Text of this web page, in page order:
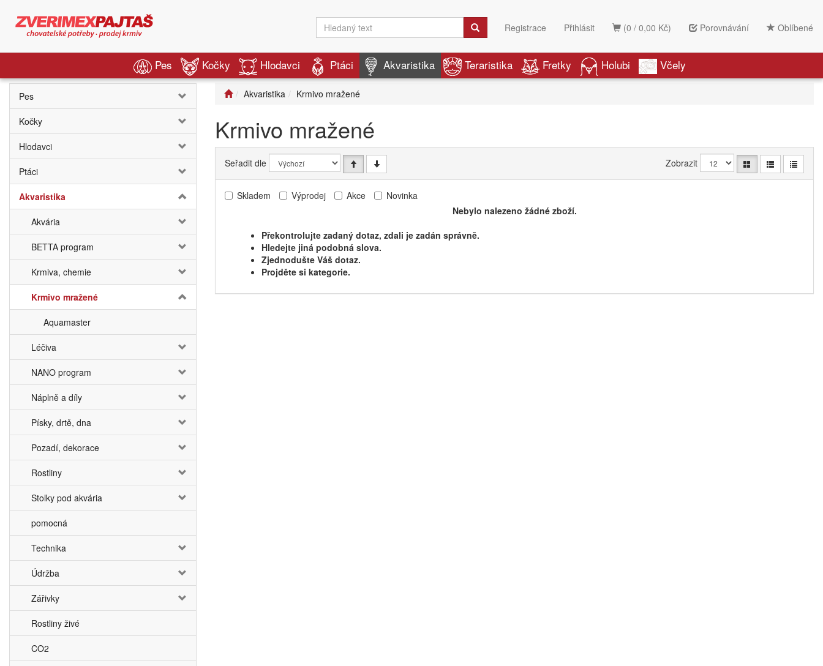
(0 / 0,00 Kč) Porovnávání Oblíbené
Registrace Přihlásit
Pes Kočky Hlodavci Ptáci Akvaristika Teraristika Fretky Holubi Včely
Pes
Kočky
Hlodavci
Ptáci
Akvaristika
Akvária
BETTA program
Krmiva, chemie
Krmivo mražené
Aquamaster
Léčiva
NANO program
Náplně a díly
Písky, drtě, dna
Pozadí, dekorace
Rostliny
Stolky pod akvária
pomocná
Technika
Údržba
Zářivky
Rostliny živé
CO2
Akvaristika Krmivo mražené
Krmivo mražené
Seřadit dle Zobrazit
Skladem Výprodej Akce
Novinka
Nebylo nalezeno žádné zboží.
Překontrolujte zadaný dotaz, zdali je zadán správně.
Hledejte jiná podobná slova.
Zjednodušte Váš dotaz.
Projděte si kategorie.